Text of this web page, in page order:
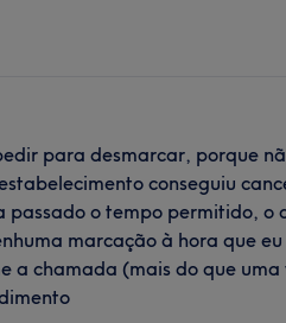
para desmarcar, porque
conseguiu
o tempo permitido, o
marcação à hora que eu
a chamada (mais do que uma